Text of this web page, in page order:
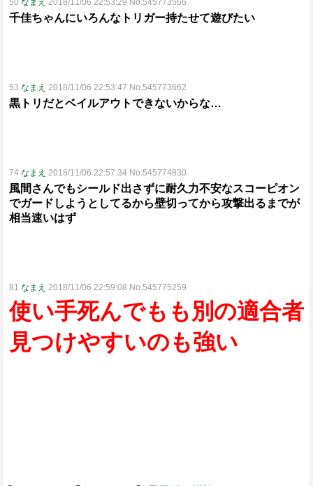
50 なまえ 2018/11/06 22:53:29 No.545773566
千佳ちゃんにいろんなトリガー持たせて遊びたい
53 なまえ 2018/11/06 22:53:47 No.545773662
黒トリだとベイルアウトできないからな…
74 なまえ 2018/11/06 22:57:34 No.545774830
風間さんでもシールド出さずに耐久力不安なスコーピオン
でガードしようとしてるから壁切ってから攻撃出るまでが
相当速いはず
81 なまえ 2018/11/06 22:59:08 No.545775259
使い手死んでもも別の適合者
見つけやすいのも強い